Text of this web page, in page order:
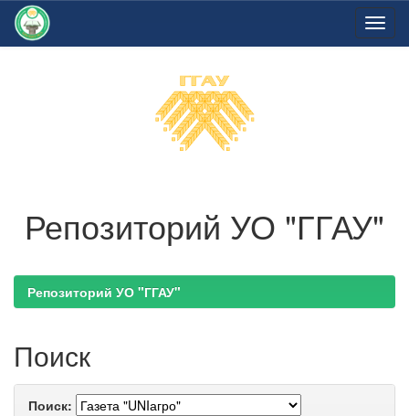
Репозиторий УО "ГГАУ"
Репозиторий УО "ГГАУ"
Поиск
Поиск: